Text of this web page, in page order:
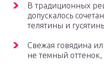
В традиционных
допускалось
телятины и
Свежая говядина
не темный оттенок,